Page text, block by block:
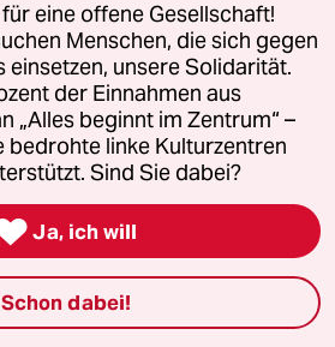
eine offene Gesellschaft!
Menschen, die sich gegen
einsetzen, unsere Solidarität.
der Einnahmen aus
„Alles beginnt im Zentrum“ –
bedrohte linke Kulturzentren
Sind Sie dabei?
Ja, ich will
Schon dabei!